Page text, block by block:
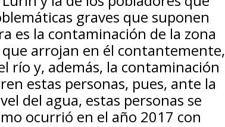
graves que suponen
es la contaminación de la zona
que arrojan en él contantemente,
río y, además, la contaminación
estas personas, pues, ante la
del agua, estas personas se
ocurrió en el año 2017 con